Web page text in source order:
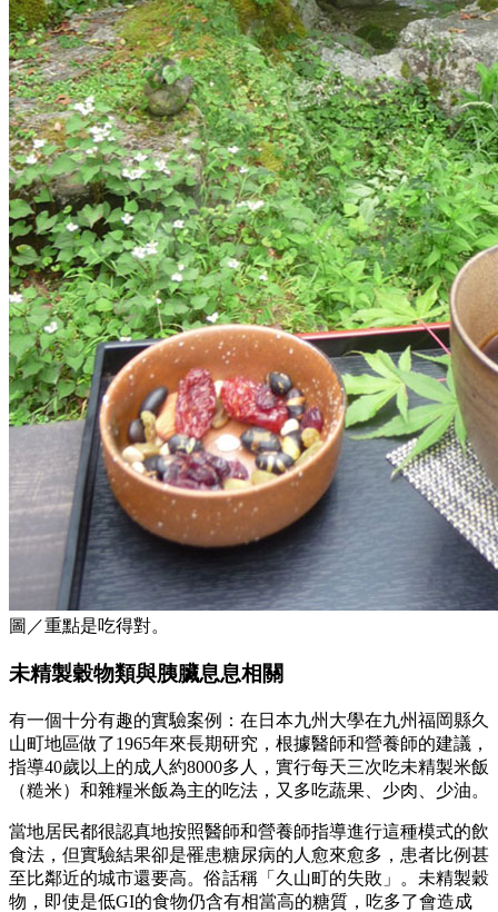
圖／重點是吃得對。
未精製穀物類與胰臟息息相關
有一個十分有趣的實驗案例：在日本九州大學在九州福岡縣久
山町地區做了1965年來長期研究，根據醫師和營養師的建議，
指導40歲以上的成人約8000多人，實行每天三次吃未精製米飯
（糙米）和雜糧米飯為主的吃法，又多吃蔬果、少肉、少油。
當地居民都很認真地按照醫師和營養師指導進行這種模式的飲
食法，但實驗結果卻是罹患糖尿病的人愈來愈多，患者比例甚
至比鄰近的城市還要高。俗話稱「久山町的失敗」。未精製穀
物，即使是低GI的食物仍含有相當高的糖質，吃多了會造成